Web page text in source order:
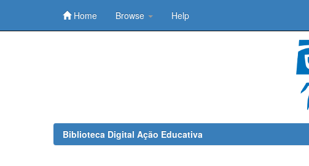
Home Browse Help
Biblioteca Digital Ação Educativa